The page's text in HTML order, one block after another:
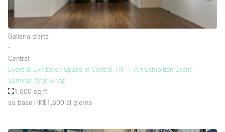
Riscaldamento
Sistema di sicurezza
Spazio living
Terrace
Galleria d'arte
∙
Central
Event & Exhibition Space in Central, HK ︳Art Exhibition Event
Seminar Workshop
1,000 sq ft
su base HK$1,800 al giorno